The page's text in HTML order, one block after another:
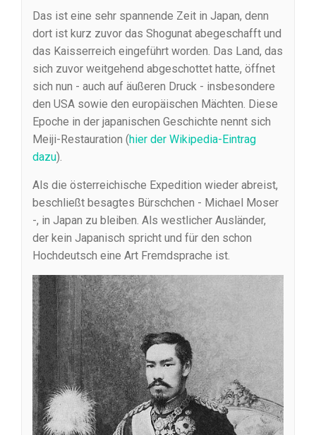
Das ist eine sehr spannende Zeit in Japan, denn
dort ist kurz zuvor das Shogunat abegeschafft und
das Kaisserreich eingeführt worden. Das Land, das
sich zuvor weitgehend abgeschottet hatte, öffnet
sich nun - auch auf äußeren Druck - insbesondere
den USA sowie den europäischen Mächten. Diese
Epoche in der japanischen Geschichte nennt sich
Meiji-Restauration (hier der Wikipedia-Eintrag
dazu).
Als die österreichische Expedition wieder abreist,
beschließt besagtes Bürschchen - Michael Moser
-, in Japan zu bleiben. Als westlicher Ausländer,
der kein Japanisch spricht und für den schon
Hochdeutsch eine Art Fremdsprache ist.